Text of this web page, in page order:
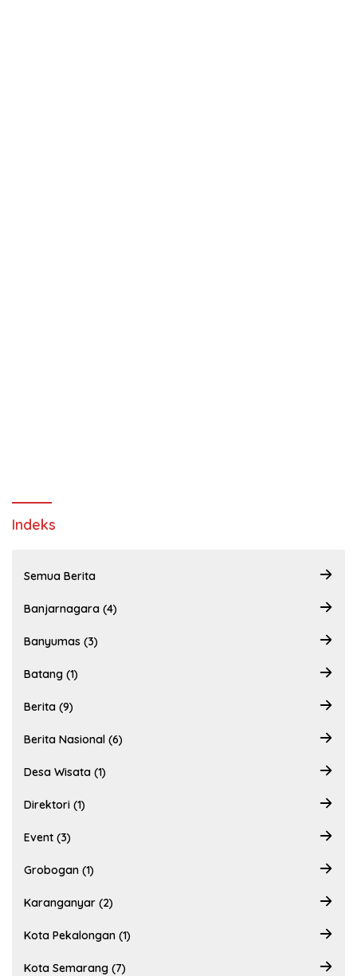
Indeks
Semua Berita
Banjarnagara (4)
Banyumas (3)
Batang (1)
Berita (9)
Berita Nasional (6)
Desa Wisata (1)
Direktori (1)
Event (3)
Grobogan (1)
Karanganyar (2)
Kota Pekalongan (1)
Kota Semarang (7)